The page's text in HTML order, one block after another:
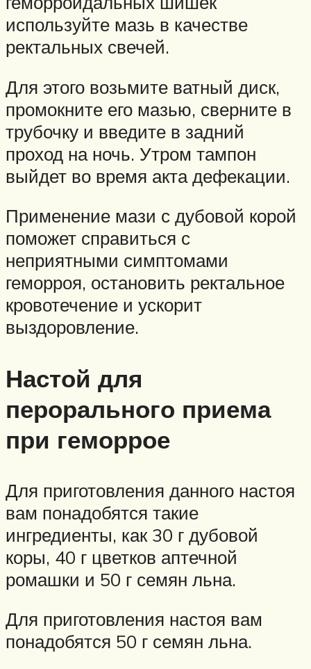
используйте мазь в качестве
ректальных свечей.
Для этого возьмите ватный диск,
промокните его мазью, сверните в
трубочку и введите в задний
проход на ночь. Утром тампон
выйдет во время акта дефекации.
Применение мази с дубовой корой
поможет справиться с
неприятными симптомами
геморроя, остановить ректальное
кровотечение и ускорит
выздоровление.
Настой для
перорального приема
при геморрое
Для приготовления данного настоя
вам понадобятся такие
ингредиенты, как 30 г дубовой
коры, 40 г цветков аптечной
ромашки и 50 г семян льна.
Для приготовления настоя вам
понадобятся 50 г семян льна.